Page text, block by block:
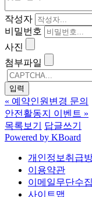
작성자
비밀번호
사진
첨부파일
« 예약인원변경 문의
안전활동지 이벤트 »
목록보기
답글쓰기
Powered by KBoard
개인정보취급
이용약관
이메일무단수
사이트맵